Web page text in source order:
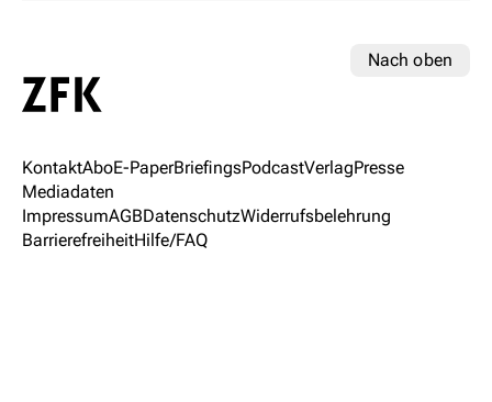
Nach oben
KontaktAboE-PaperBriefingsPodcastVerlagPresse
Mediadaten
ImpressumAGBDatenschutzWiderrufsbelehrung
BarrierefreiheitHilfe/FAQ